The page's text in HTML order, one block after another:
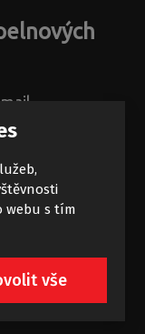
webu s tím
vše